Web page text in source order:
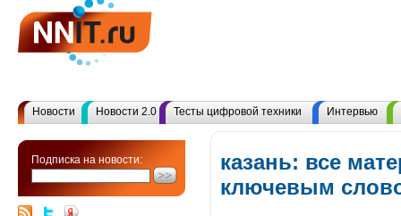
Новости Новости 2.0 Тесты цифровой техники Интервью
Подписка на новости:
казань: все
ключевым